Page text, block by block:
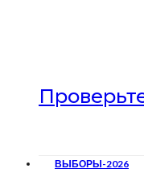
ВЫБОРЫ-2026